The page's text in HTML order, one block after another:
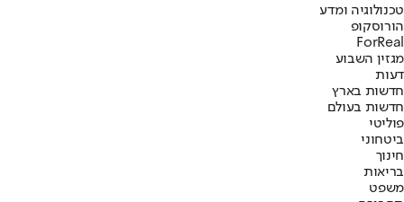
טכנולוגיה ומדע
הורוסקופ
ForReal
מגזין השבוע
דעות
חדשות בארץ
חדשות בעולם
פוליטי
ביטחוני
חינוך
בריאות
משפט